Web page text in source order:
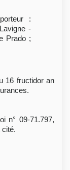
:
-
Prado ;
16 fructidor an
n° 09-71.797,
cité.